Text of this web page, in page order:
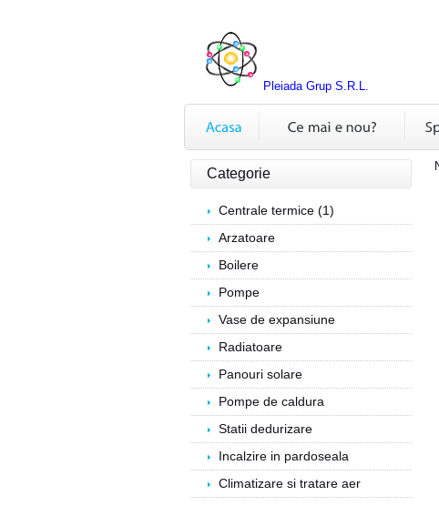
Pleiada Grup S.R.L.
Categorie
Centrale termice (1)
Arzatoare
Boilere
Pompe
Vase de expansiune
Radiatoare
Panouri solare
Pompe de caldura
Statii dedurizare
Incalzire in pardoseala
Climatizare si tratare aer